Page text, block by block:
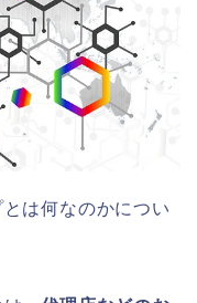
は何なのかについ